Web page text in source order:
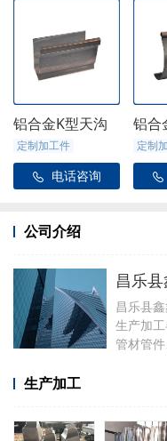
铝合金K型天沟
定制加工件
 电话咨询
铝合
定制

公司介绍
昌乐
昌乐县
生产加
管材管
件、金
雨水斗
生产加工